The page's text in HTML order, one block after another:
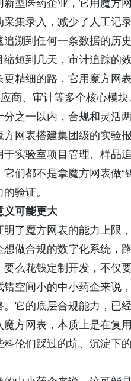
型医药企业，它用魔方
集录入，减少了人工记
溯到任何一条数据的历
短到几天，审计追踪的
精细的路，它用魔方网
商、审计等多个核心模
之一以内，合规和灵活
网表搭建集团级的实验
实验室项目管理、样品
们都不是拿魔方网表做
验证。
义可能更大
了魔方网表的能力上限
做合规的数字化系统，
么花钱定制开发，不仅
空间小的中小药企来说
它的底层合规能力，已
方网表，本质上是在复
伦们踩过的坑、沉淀下